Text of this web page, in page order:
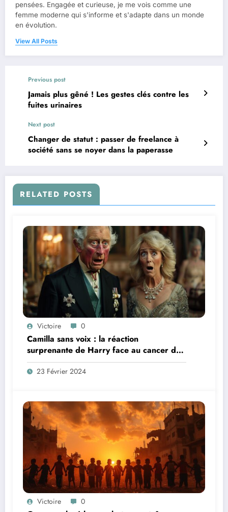
pensées. Engagée et curieuse, je me vois comme une
femme moderne qui s'informe et s'adapte dans un monde
en évolution.
View All Posts
Previous post
Jamais plus gêné ! Les gestes clés contre les
fuites urinaires
Next post
Changer de statut : passer de freelance à
société sans se noyer dans la paperasse
RELATED POSTS
Victoire 0
Camilla sans voix : la réaction
surprenante de Harry face au cancer de
Charles III
23 Février 2024
Victoire 0